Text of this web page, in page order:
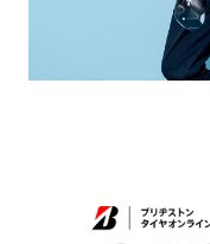
2026 SPRING &